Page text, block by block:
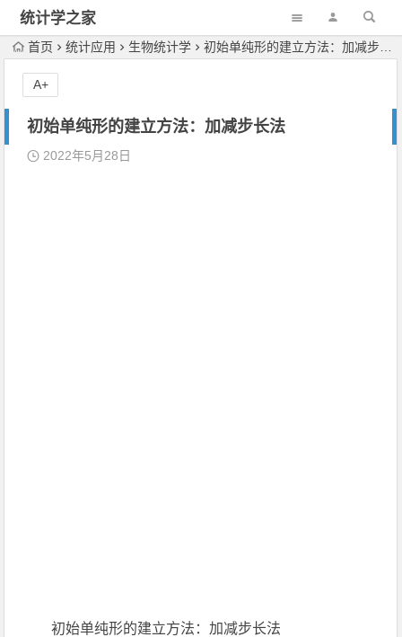
统计学之家
首页 统计应用 生物统计学 初始单纯形的建立方法：加减步长法
初始单纯形的建立方法：加减步长法
2022年5月28日
初始单纯形的建立方法：加减步长法
A+